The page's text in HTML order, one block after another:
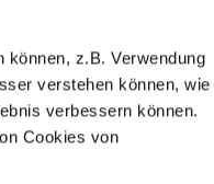
können, z.B. Verwendung
verstehen können, wie
verbessern können.
Cookies von